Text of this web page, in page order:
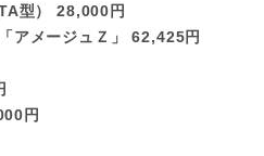
型） 28,000円
アメージュＺ」 62,425円
円